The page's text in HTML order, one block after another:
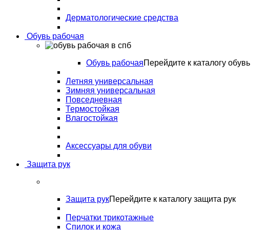
Дерматологические средства
Обувь рабочая
Обувь рабочаяПерейдите к каталогу обувь
Летняя универсальная
Зимняя универсальная
Повседневная
Термостойкая
Влагостойкая
Аксессуары для обуви
Защита рук
Защита рукПерейдите к каталогу защита рук
Перчатки трикотажные
Спилок и кожа